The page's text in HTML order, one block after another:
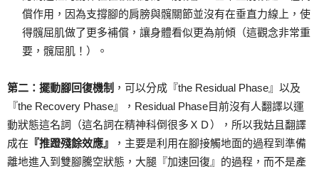
償作用，因為支撐腳的肩膀與髖關節並沒有在垂直力線上，使
得髖屈肌做了更多補償，讓身體看似更為前傾（這觀念非常重
要，髖屈肌！）。
第二：擺動腳回復機制 ，可以分成『the Residual Phase』以及
『the Recovery Phase』，Residual Phase目前沒有人翻譯以運
動狀態這名詞（這名詞在精神科倒很多ＸＤ），所以我姑且翻譯
成在 『推蹬殘餘效應』
，主要是利用在腳接觸地面的過程到準備
離地進入到雙腳騰空狀態，大腿『加速回復』的過程，而不是產